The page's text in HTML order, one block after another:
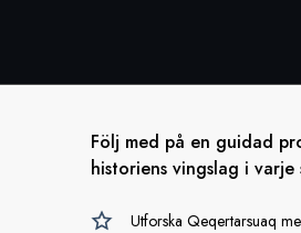
Följ med på en guidad
historiens vingslag i varje
Utforska Qeqertarsuaq